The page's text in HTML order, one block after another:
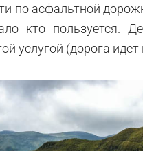
по асфальтной
кто пользуется.
услугой (дорога